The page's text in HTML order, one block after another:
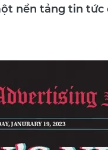
nền tảng tin